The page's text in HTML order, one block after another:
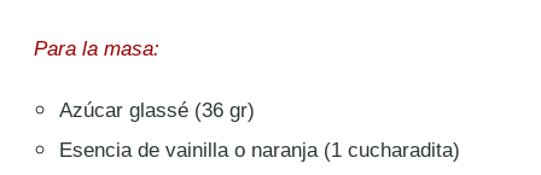
Para la masa:
Azúcar glassé (36 gr)
Esencia de vainilla o naranja (1 cucharadita)